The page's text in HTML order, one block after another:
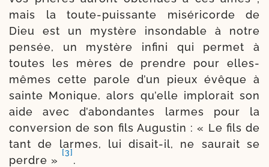
mais la toute-​puissante misé­ri­corde de
Dieu est un mys­tère inson­dable à notre
pen­sée, un mys­tère infi­ni qui per­met à
toutes les mères de prendre pour elles-​
mêmes cette parole d’un pieux évêque à
sainte Monique, alors qu’elle implo­rait son
aide avec d’a­bon­dantes larmes pour la
conver­sion de son fils Augustin : « Le fils de
tant de larmes, lui disait-​il, ne sau­rait se
perdre »
[3]
.